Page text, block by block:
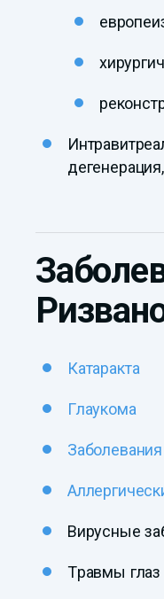
Катаракта
Глаукома
Заболевания
Вирусные
Травмы глаз